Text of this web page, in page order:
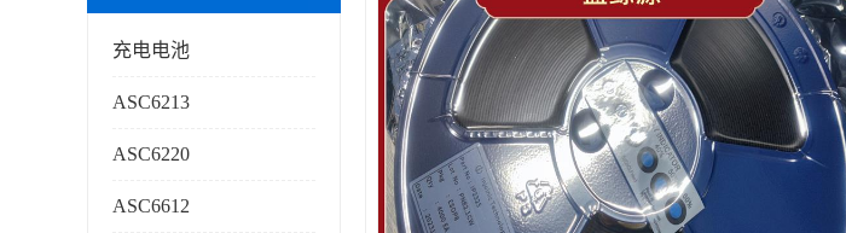
充电电池
ASC6213
ASC6220
ASC6612